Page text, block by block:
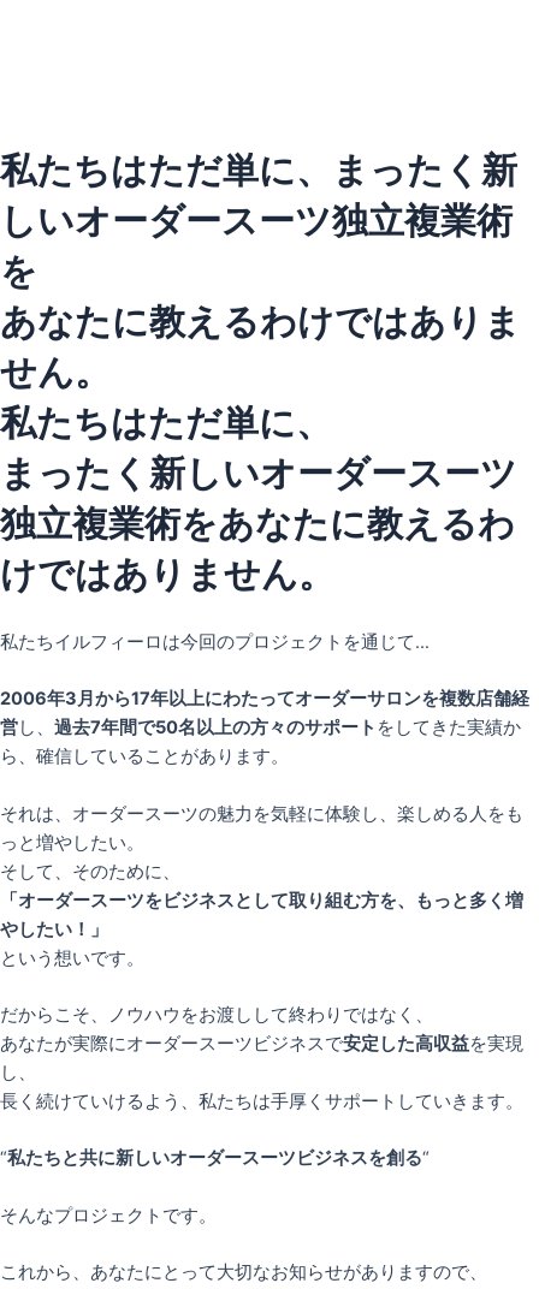
ッ
プ
私たちはただ単に、まったく新
しいオーダースーツ独立複業術
を
あなたに教えるわけではありま
せん。
私たちはただ単に、
まったく新しいオーダースーツ
独立複業術をあなたに教えるわ
けではありません。
私たちイルフィーロは今回のプロジェクトを通じて…
2006年3月から17年以上にわたってオーダーサロンを複数店舗経
営し、 過去7年間で50名以上の方々のサポート をしてきた実績か
ら、確信していることがあります。
それは、オーダースーツの魅力を気軽に体験し、楽しめる人をも
っと増やしたい。
そして、そのために、
「オーダースーツをビジネスとして取り組む方を、もっと多く増
やしたい！」
という想いです。
だからこそ、ノウハウをお渡しして終わりではなく、
あなたが実際にオーダースーツビジネスで安定した高収益を実現
し、
長く続けていけるよう、私たちは手厚くサポートしていきます。
“私たちと共に新しいオーダースーツビジネスを創る“
そんなプロジェクトです。
これから、あなたにとって大切なお知らせがありますので、